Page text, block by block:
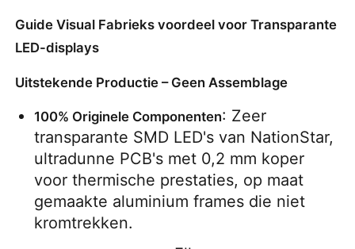
Guide Visual Fabrieks voordeel voor Transparante
LED-displays
Uitstekende Productie – Geen Assemblage
100% Originele Componenten: Zeer
transparante SMD LED's van NationStar,
ultradunne PCB's met 0,2 mm koper
voor thermische prestaties, op maat
gemaakte aluminium frames die niet
kromtrekken.